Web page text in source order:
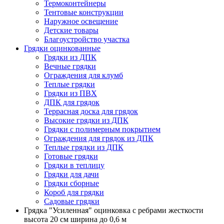
Термоконтейнеры
Тентовые конструкции
Наружное освещение
Детские товары
Благоустройство участка
Грядки оцинкованные
Грядки из ДПК
Вечные грядки
Ограждения для клумб
Теплые грядки
Грядки из ПВХ
ДПК для грядок
Террасная доска для грядок
Высокие грядки из ДПК
Грядки с полимерным покрытием
Ограждения для грядок из ДПК
Теплые грядки из ДПК
Готовые грядки
Грядки в теплицу
Грядки для дачи
Грядки сборные
Короб для грядки
Садовые грядки
Грядка "Усиленная" оцинковка с ребрами жесткости
высота 20 см ширина до 0,6 м